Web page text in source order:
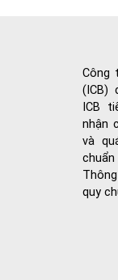
Công
(ICB)
ICB
nhận
và
quy